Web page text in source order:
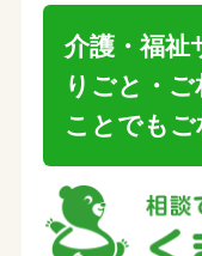
介護・福祉
りごと・ご
ことでもご